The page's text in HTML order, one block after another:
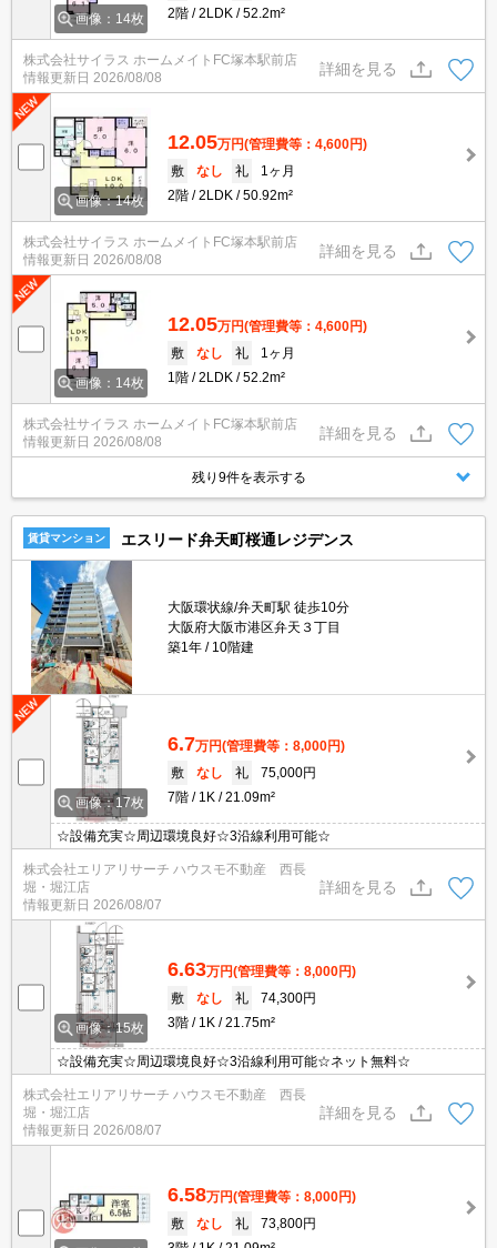
画像：14枚
2階
2LDK 52.2m²
株式会社サイラス ホームメイトFC塚本駅前店
情報更新日 2026/08/08
詳細を見る
画像：14枚
12.05万円(管理費等：4,600円)
敷
なし 礼
1ヶ月
2階
2LDK 50.92m²
株式会社サイラス ホームメイトFC塚本駅前店
情報更新日 2026/08/08
詳細を見る
画像：14枚
12.05万円(管理費等：4,600円)
敷
なし 礼
1ヶ月
1階
2LDK 52.2m²
株式会社サイラス ホームメイトFC塚本駅前店
情報更新日 2026/08/08
詳細を見る
残り9件を表示する
賃貸マンション エスリード弁天町桜通レジデンス
大阪環状線/弁天町駅 徒歩10分
大阪府大阪市港区弁天３丁目
築1年
10階建
画像：17枚
6.7万円(管理費等：8,000円)
敷
なし 礼
75,000円
7階
1K 21.09m²
☆設備充実☆周辺環境良好☆3沿線利用可能☆
株式会社エリアリサーチ ハウスモ不動産 西長
堀・堀江店
情報更新日 2026/08/07
詳細を見る
画像：15枚
6.63万円(管理費等：8,000円)
敷
なし 礼
74,300円
3階
1K 21.75m²
☆設備充実☆周辺環境良好☆3沿線利用可能☆ネット無料☆
株式会社エリアリサーチ ハウスモ不動産 西長
堀・堀江店
情報更新日 2026/08/07
詳細を見る
6.58万円(管理費等：8,000円)
敷
なし 礼
73,800円